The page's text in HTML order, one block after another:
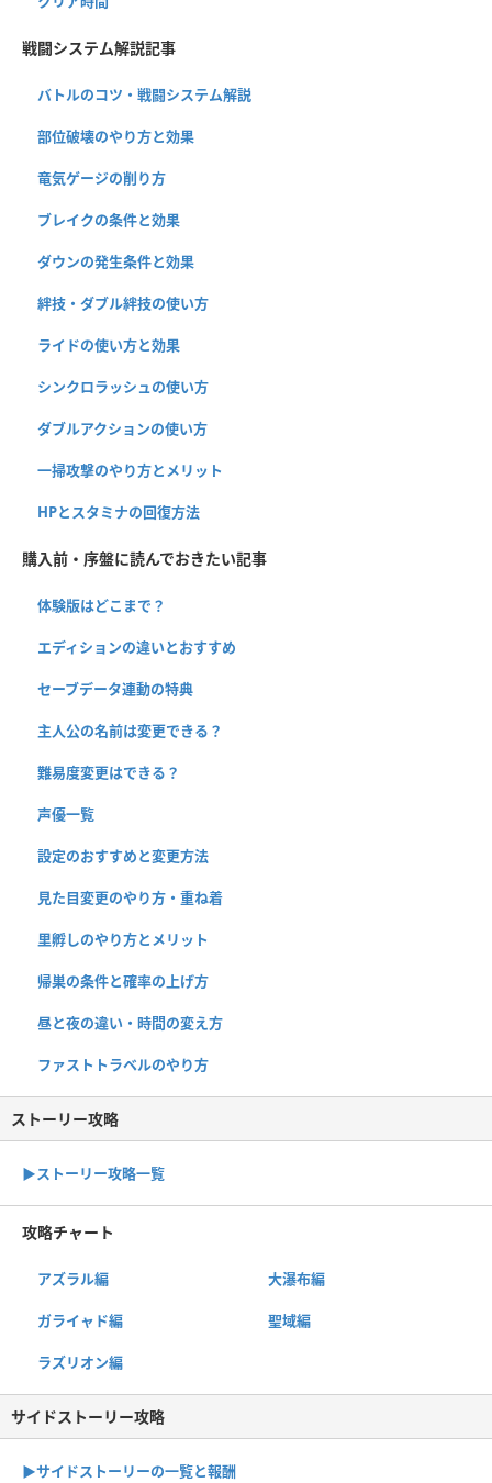
戦闘システム解説記事
バトルのコツ・戦闘システム解説
部位破壊のやり方と効果
竜気ゲージの削り方
ブレイクの条件と効果
ダウンの発生条件と効果
絆技・ダブル絆技の使い方
ライドの使い方と効果
シンクロラッシュの使い方
ダブルアクションの使い方
一掃攻撃のやり方とメリット
HPとスタミナの回復方法
購入前・序盤に読んでおきたい記事
体験版はどこまで？
エディションの違いとおすすめ
セーブデータ連動の特典
主人公の名前は変更できる？
難易度変更はできる？
声優一覧
設定のおすすめと変更方法
見た目変更のやり方・重ね着
里孵しのやり方とメリット
帰巣の条件と確率の上げ方
昼と夜の違い・時間の変え方
ファストトラベルのやり方
ストーリー攻略
▶︎ストーリー攻略一覧
攻略チャート
アズラル編 大瀑布編
ガライャド編 聖域編
ラズリオン編
サイドストーリー攻略
▶サイドストーリーの一覧と報酬